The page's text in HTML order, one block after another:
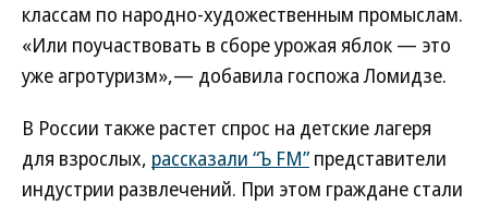
классам по народно-художественным промыслам.
«Или поучаствовать в сборе урожая яблок — это
уже агротуризм»,— добавила госпожа Ломидзе.
В России также растет спрос на детские лагеря
для взрослых, рассказали “Ъ FM” представители
индустрии развлечений. При этом граждане стали